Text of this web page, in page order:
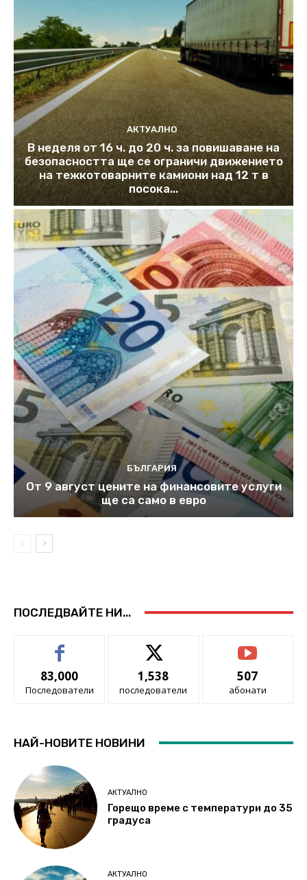
АКТУАЛНО
В неделя от 16 ч. до 20 ч. за повишаване на
безопасността ще се ограничи движението
на тежкотоварните камиони над 12 т в
посока...
БЪЛГАРИЯ
От 9 август цените на финансовите услуги
ще са само в евро
ПОСЛЕДВАЙТЕ НИ...
83,000
Последователи
1,538
последователи
507
абонати
НАЙ-НОВИТЕ НОВИНИ
АКТУАЛНО
Горещо време с температури до 35
градуса
АКТУАЛНО